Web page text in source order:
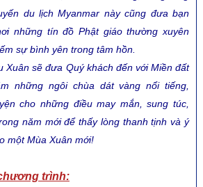
du lịch Myanmar này cũng đưa bạn
những tín đồ Phật giáo thường xuyên
sự bình yên trong tâm hồn.
Xuân sẽ đưa Quý khách đến với Miền đất
những ngôi chùa dát vàng nổi tiếng,
cho những điều may mắn, sung túc,
năm mới để thấy lòng thanh tịnh và ý
một Mùa Xuân mới!
trình: